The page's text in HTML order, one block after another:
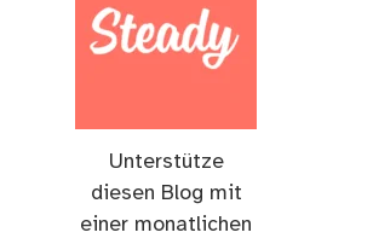
Unterstütze
diesen Blog mit
einer monatlichen